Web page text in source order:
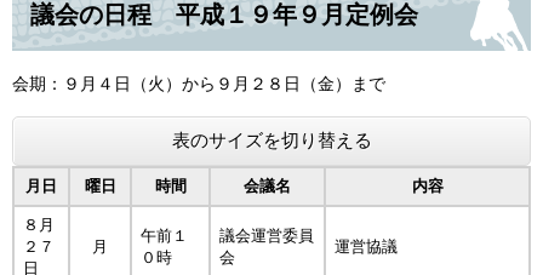
議会の日程 平成１９年９月定例会
会期：９月４日（火）から９月２８日（金）まで
表のサイズを切り替える
月日 曜日 時間 会議名 内容
８月
２７
日
月
午前１
０時
議会運営委員
会
運営協議